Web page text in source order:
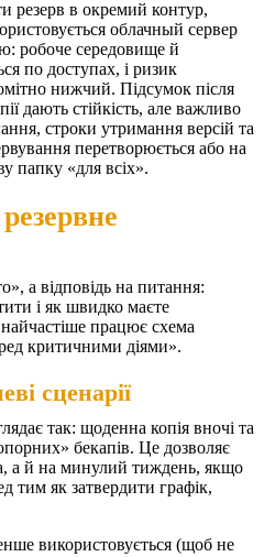
в окремий контур,
облачный сервер
робоче середовище й
по доступах, і ризик
нижчий. Підсумок після
дають стійкість, але важливо
строки утримання версій та
перетворюється або на
папку «для всіх».
а відповідь на питання:
і як швидко маєте
найчастіше працює схема
критичними діями».
сценарії
так: щоденна копія вночі та
бекапів. Це дозволяє
а й на минулий тиждень, якщо
тим як затвердити графік,
використовується (щоб не